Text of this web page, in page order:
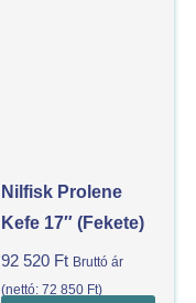
Nilfisk Prolene
Kefe 17″ (Fekete)
92 520 Ft Bruttó ár
(nettó: 72 850 Ft)